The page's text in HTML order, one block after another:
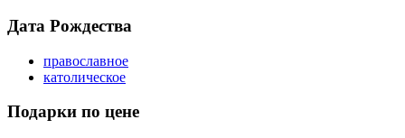
Дата Рождества
православное
католическое
Подарки по цене